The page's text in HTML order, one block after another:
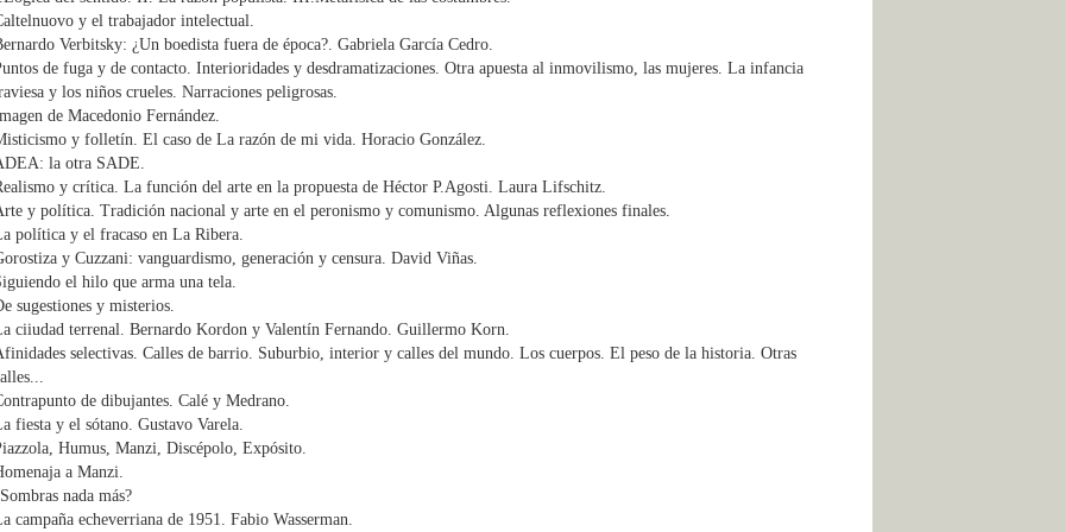
y el trabajador intelectual.
Verbitsky: ¿Un boedista fuera de época?. Gabriela García Cedro.
de fuga y de contacto. Interioridades y desdramatizaciones. Otra apuesta al inmovilismo, las mujeres. La infancia
y los niños crueles. Narraciones peligrosas.
de Macedonio Fernández.
y folletín. El caso de La razón de mi vida. Horacio González.
la otra SADE.
y crítica. La función del arte en la propuesta de Héctor P.Agosti. Laura Lifschitz.
y política. Tradición nacional y arte en el peronismo y comunismo. Algunas reflexiones finales.
política y el fracaso en La Ribera.
y Cuzzani: vanguardismo, generación y censura. David Viñas.
el hilo que arma una tela.
sugestiones y misterios.
ciiudad terrenal. Bernardo Kordon y Valentín Fernando. Guillermo Korn.
selectivas. Calles de barrio. Suburbio, interior y calles del mundo. Los cuerpos. El peso de la historia. Otras
de dibujantes. Calé y Medrano.
fiesta y el sótano. Gustavo Varela.
Humus, Manzi, Discépolo, Expósito.
a Manzi.
nada más?
campaña echeverriana de 1951. Fabio Wasserman.